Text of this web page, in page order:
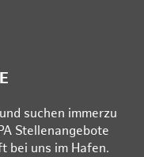
su­chen im­mer­zu
Stel­len­an­ge­bo­te
bei uns im Ha­fen.